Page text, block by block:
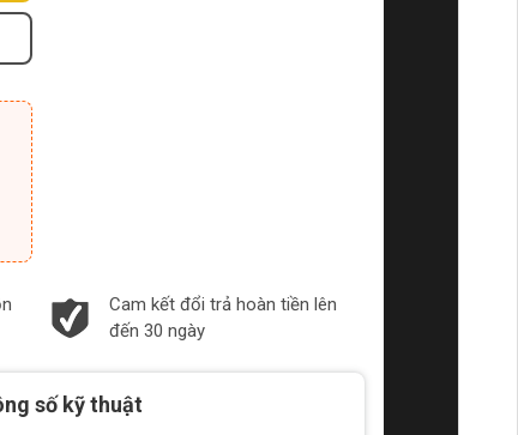
Cam kết đổi trả hoàn tiền lên
đến 30 ngày
số kỹ thuật